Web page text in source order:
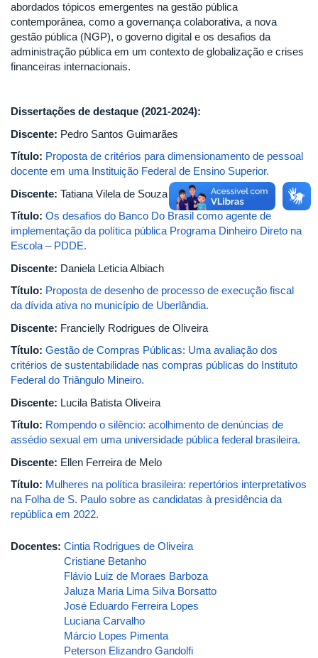
abordados tópicos emergentes na gestão pública
contemporânea, como a governança colaborativa, a nova
gestão pública (NGP), o governo digital e os desafios da
administração pública em um contexto de globalização e crises
financeiras internacionais.
Dissertações de destaque (2021-2024):
Discente: Pedro Santos Guimarães
Título: Proposta de critérios para dimensionamento de pessoal
docente em uma Instituição Federal de Ensino Superior.
Discente: Tatiana Vilela de Souza
Título: Os desafios do Banco Do Brasil como agente de
implementação da política pública Programa Dinheiro Direto na
Escola – PDDE.
Discente: Daniela Leticia Albiach
Título: Proposta de desenho de processo de execução fiscal
da dívida ativa no município de Uberlândia.
Discente: Francielly Rodrigues de Oliveira
Título: Gestão de Compras Públicas: Uma avaliação dos
critérios de sustentabilidade nas compras públicas do Instituto
Federal do Triângulo Mineiro.
Discente: Lucila Batista Oliveira
Título: Rompendo o silêncio: acolhimento de denúncias de
assédio sexual em uma universidade pública federal brasileira.
Discente: Ellen Ferreira de Melo
Título: Mulheres na política brasileira: repertórios interpretativos
na Folha de S. Paulo sobre as candidatas à presidência da
república em 2022.
Docentes: Cintia Rodrigues de Oliveira
Cristiane Betanho
Flávio Luiz de Moraes Barboza
Jaluza Maria Lima Silva Borsatto
José Eduardo Ferreira Lopes
Luciana Carvalho
Márcio Lopes Pimenta
Peterson Elizandro Gandolfi